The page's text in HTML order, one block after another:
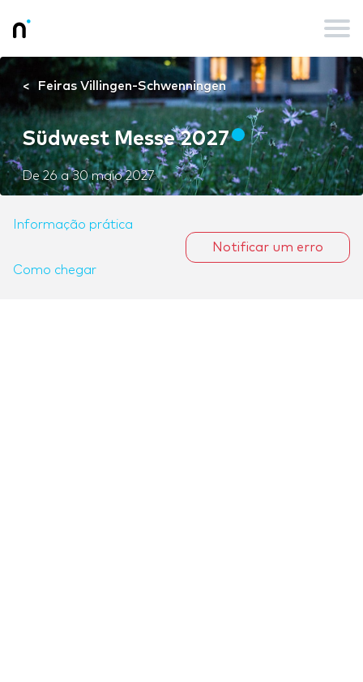
Feiras Villingen-Schwenningen
Südwest Messe 2027
De26a30 maio 2027
Informação prática
Como chegar
Notificar um erro